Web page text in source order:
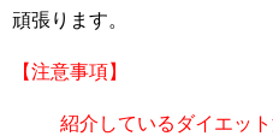
頑張ります。
【注意事項】
紹介しているダイエッ